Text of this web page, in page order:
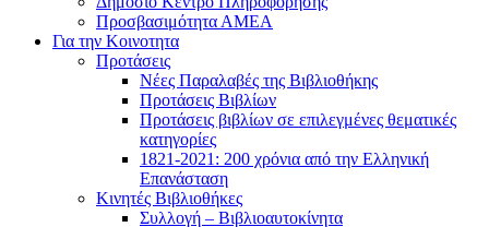
Προσβασιμότητα ΑΜΕΑ
Για την Κοινοτητα
Προτάσεις
Νέες Παραλαβές της Βιβλιοθήκης
Προτάσεις Βιβλίων
Προτάσεις βιβλίων σε επιλεγμένες θεματικές
κατηγορίες
1821-2021: 200 χρόνια από την Ελληνική
Επανάσταση
Κινητές Βιβλιοθήκες
Συλλογή – Βιβλιοαυτοκίνητα